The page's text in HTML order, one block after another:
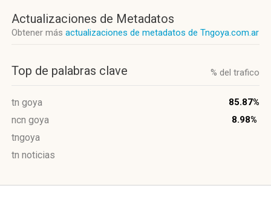
Actualizaciones de Metadatos
Obtener más actualizaciones de metadatos de Tngoya.com.ar
Top de palabras clave % del trafico
tn goya 85.87%
ncn goya 8.98%
tngoya
tn noticias